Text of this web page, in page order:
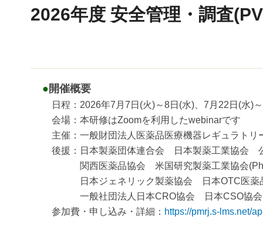
2026年度 安全管理・調査
● 開催概要
日程：2026年7月7日(火)～8日(水)、7月22日(水)
会場：本研修はZoomを利用したwebinarです
主催：一般財団法人医薬品医療機器レギュラトリ
後援：日本製薬団体連合会 日本製薬工業協会
関西医薬品協会 米国研究製薬工業協会
日本ジェネリック製薬協会 日本OTC医薬品
一般社団法人日本CRO協会 日本CSO協会
参加費・申し込み・詳細： https://pmrj.s-lms.net/